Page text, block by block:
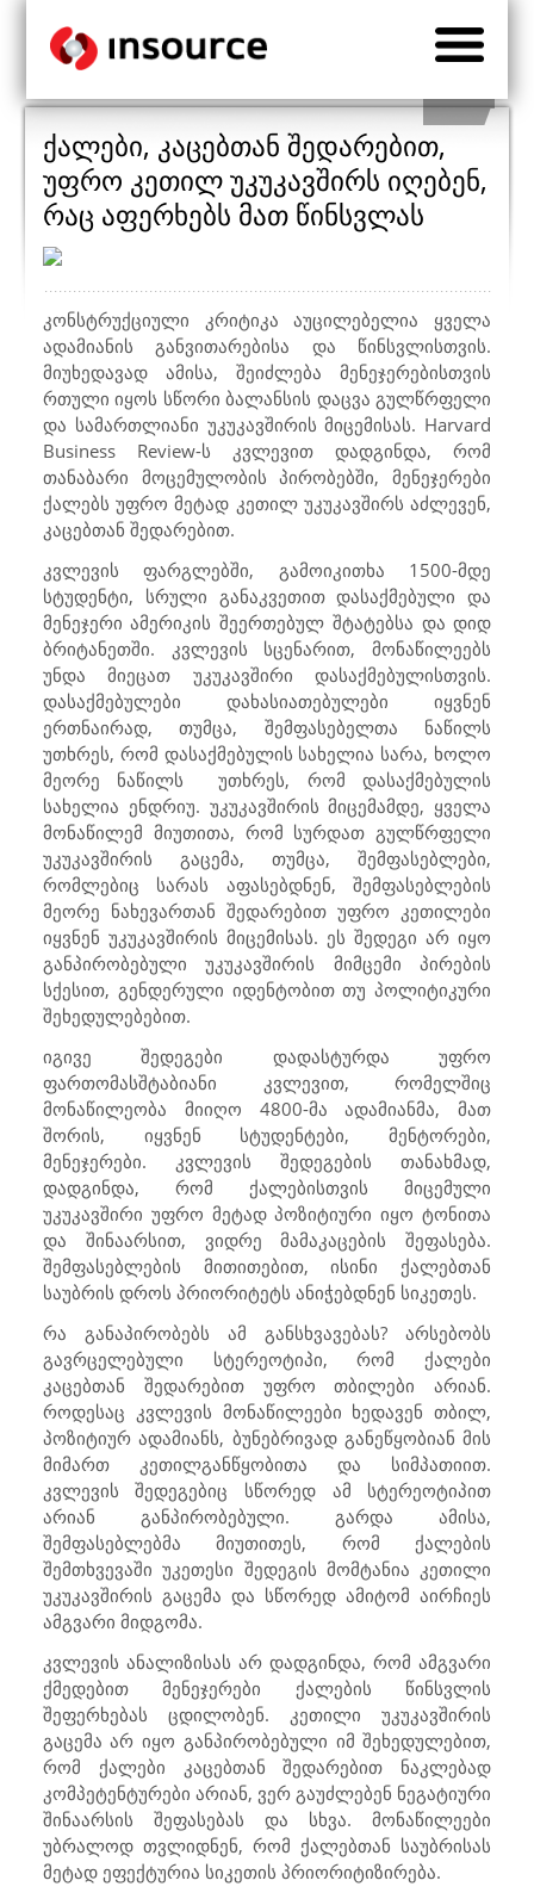
ქალები, კაცებთან შედარებით,
უფრო კეთილ უკუკავშირს იღებენ,
რაც აფერხებს მათ წინსვლას
კონსტრუქციული კრიტიკა აუცილებელია ყველა
ადამიანის განვითარებისა და წინსვლისთვის.
მიუხედავად ამისა, შეიძლება მენეჯერებისთვის
რთული იყოს სწორი ბალანსის დაცვა გულწრფელი
და სამართლიანი უკუკავშირის მიცემისას. Harvard
Business Review-ს კვლევით დადგინდა, რომ
თანაბარი მოცემულობის პირობებში, მენეჯერები
ქალებს უფრო მეტად კეთილ უკუკავშირს აძლევენ,
კაცებთან შედარებით.
კვლევის ფარგლებში, გამოიკითხა 1500-მდე
სტუდენტი, სრული განაკვეთით დასაქმებული და
მენეჯერი ამერიკის შეერთებულ შტატებსა და დიდ
ბრიტანეთში. კვლევის სცენარით, მონაწილეებს
უნდა მიეცათ უკუკავშირი დასაქმებულისთვის.
დასაქმებულები დახასიათებულები იყვნენ
ერთნაირად, თუმცა, შემფასებელთა ნაწილს
უთხრეს, რომ დასაქმებულის სახელია სარა, ხოლო
მეორე ნაწილს
უთხრეს, რომ დასაქმებულის
სახელია ენდრიუ. უკუკავშირის მიცემამდე, ყველა
მონაწილემ მიუთითა, რომ სურდათ გულწრფელი
უკუკავშირის გაცემა, თუმცა, შემფასებლები,
რომლებიც სარას აფასებდნენ, შემფასებლების
მეორე ნახევართან შედარებით უფრო კეთილები
იყვნენ უკუკავშირის მიცემისას. ეს შედეგი არ იყო
განპირობებული უკუკავშირის მიმცემი პირების
სქესით, გენდერული იდენტობით თუ პოლიტიკური
შეხედულებებით.
იგივე შედეგები დადასტურდა უფრო
ფართომასშტაბიანი კვლევით, რომელშიც
მონაწილეობა მიიღო 4800-მა ადამიანმა, მათ
შორის, იყვნენ სტუდენტები, მენტორები,
მენეჯერები. კვლევის შედეგების თანახმად,
დადგინდა, რომ ქალებისთვის მიცემული
უკუკავშირი უფრო მეტად პოზიტიური იყო ტონითა
და შინაარსით, ვიდრე მამაკაცების შეფასება.
შემფასებლების მითითებით, ისინი ქალებთან
საუბრის დროს პრიორიტეტს ანიჭებდნენ სიკეთეს.
რა განაპირობებს ამ განსხვავებას? არსებობს
გავრცელებული სტერეოტიპი, რომ ქალები
კაცებთან შედარებით უფრო თბილები არიან.
როდესაც კვლევის მონაწილეები ხედავენ თბილ,
პოზიტიურ ადამიანს, ბუნებრივად განეწყობიან მის
მიმართ კეთილგანწყობითა და სიმპათიით.
კვლევის შედეგებიც სწორედ ამ სტერეოტიპით
არიან განპირობებული. გარდა ამისა,
შემფასებლებმა მიუთითეს, რომ ქალების
შემთხვევაში უკეთესი შედეგის მომტანია კეთილი
უკუკავშირის გაცემა და სწორედ ამიტომ აირჩიეს
ამგვარი მიდგომა.
კვლევის ანალიზისას არ დადგინდა, რომ ამგვარი
ქმედებით მენეჯერები ქალების წინსვლის
შეფერხებას ცდილობენ. კეთილი უკუკავშირის
გაცემა არ იყო განპირობებული იმ შეხედულებით,
რომ ქალები კაცებთან შედარებით ნაკლებად
კომპეტენტურები არიან, ვერ გაუძლებენ ნეგატიური
შინაარსის შეფასებას და სხვა. მონაწილეები
უბრალოდ თვლიდნენ, რომ ქალებთან საუბრისას
მეტად ეფექტურია სიკეთის პრიორიტიზირება.